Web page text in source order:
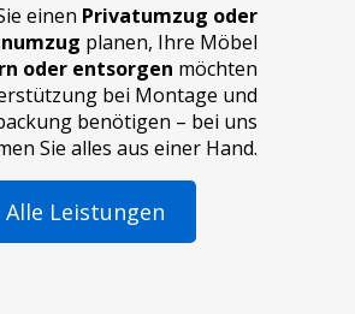
einen Privatumzug oder
planen, Ihre Möbel
oder entsorgen möchten
bei Montage und
benötigen – bei uns
Sie alles aus einer Hand.
Alle Leistungen